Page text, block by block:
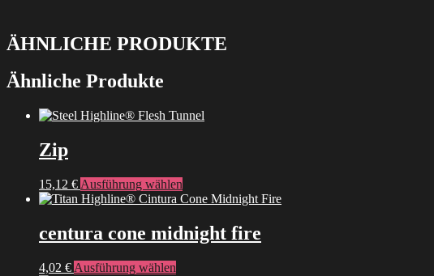
ÄHNLICHE PRODUKTE
Ähnliche Produkte
Zip
15,12 € Ausführung wählen
Produkt
mehrere
Varianten
centura cone midnight fire
4,02 € Ausführung wählen